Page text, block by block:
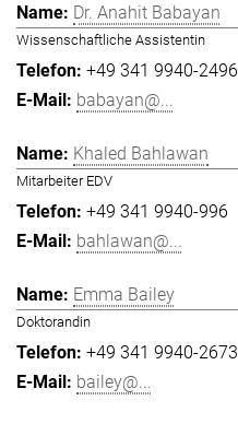
Dr. Anahit Babayan
Wissenschaftliche Assistentin
+49 341 9940-2496
babayan@...
Khaled Bahlawan
Mitarbeiter EDV
+49 341 9940-996
bahlawan@...
Emma Bailey
Doktorandin
+49 341 9940-2673
bailey@...